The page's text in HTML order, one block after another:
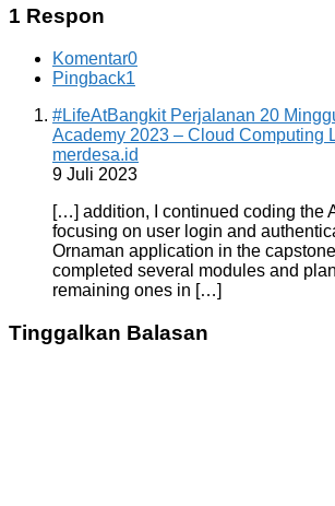
1 Respon
Komentar0
Pingback1
#LifeAtBangkit Perjalanan 20
Academy 2023 – Cloud Computing
merdesa.id
9 Juli 2023
[…] addition, I continued coding the
focusing on user login and
Ornaman application in the capstone
completed several modules and
remaining ones in […]
Tinggalkan Balasan